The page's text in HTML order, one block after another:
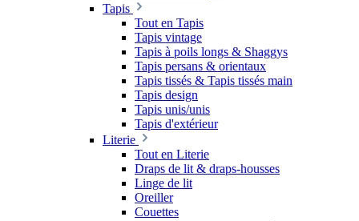
Tapis
Tout en Tapis
Tapis vintage
Tapis à poils longs & Shaggys
Tapis persans & orientaux
Tapis tissés & Tapis tissés main
Tapis design
Tapis unis/unis
Tapis d'extérieur
Literie
Tout en Literie
Draps de lit & draps-housses
Linge de lit
Oreiller
Couettes